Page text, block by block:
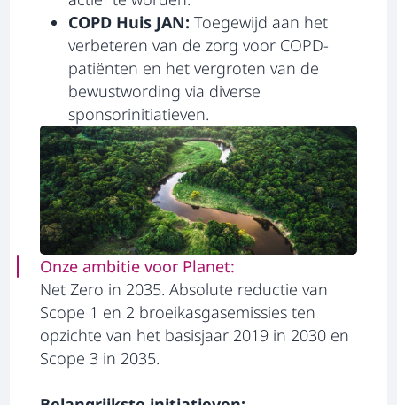
COPD Huis JAN: Toegewijd aan het
verbeteren van de zorg voor COPD-
patiënten en het vergroten van de
bewustwording via diverse
sponsorinitiatieven.
Onze ambitie voor Planet:
Net Zero in 2035. Absolute reductie van
Scope 1 en 2 broeikasgasemissies ten
opzichte van het basisjaar 2019 in 2030 en
Scope 3 in 2035.